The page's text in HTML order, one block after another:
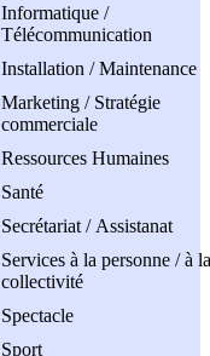
Informatique /
Télécommunication
Installation / Maintenance
Marketing / Stratégie
commerciale
Ressources Humaines
Santé
Secrétariat / Assistanat
Services à la personne / à la
collectivité
Spectacle
Sport